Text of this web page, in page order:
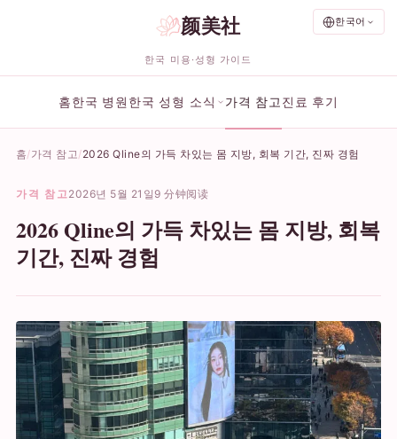
한국어
颜美社
한국 미용·성형 가이드
홈한국 병원 한국 성형 소식 가격 참고 진료 후기
홈 가격 참고 2026 Qline의 가득 차있는 몸 지방, 회복 기간, 진짜 경험
가격 참고2026년 5월 21일 9 分钟阅读
2026 Qline의 가득 차있는 몸 지방, 회복
기간, 진짜 경험